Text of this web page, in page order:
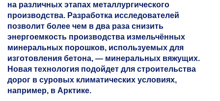
на различных этапах металлургического
производства. Разработка исследователей
позволит более чем в два раза снизить
энергоемкость производства измельчённых
минеральных порошков, используемых для
изготовления бетона, — минеральных вяжущих.
Новая технология подойдет для строительства
дорог в суровых климатических условиях,
например, в Арктике.